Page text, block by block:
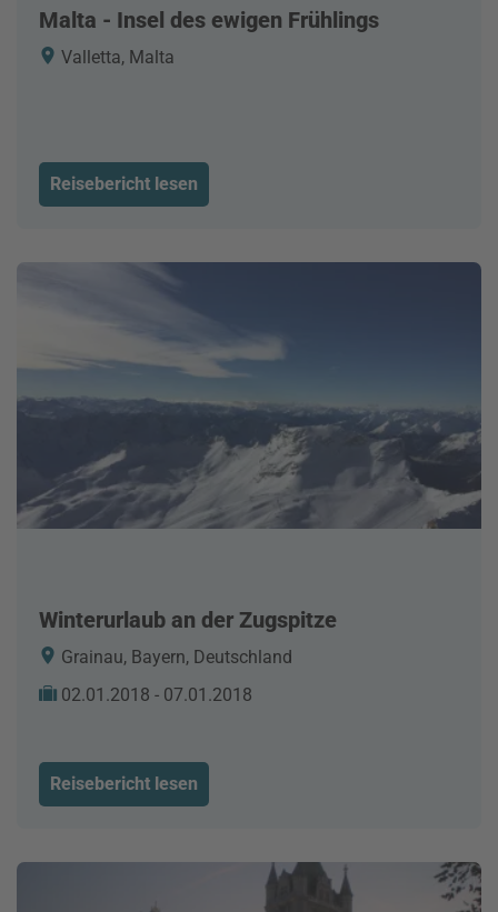
Malta - Insel des ewigen Frühlings
Valletta, Malta
Reisebericht lesen
Winterurlaub an der Zugspitze
Grainau, Bayern, Deutschland
02.01.2018 - 07.01.2018
Reisebericht lesen